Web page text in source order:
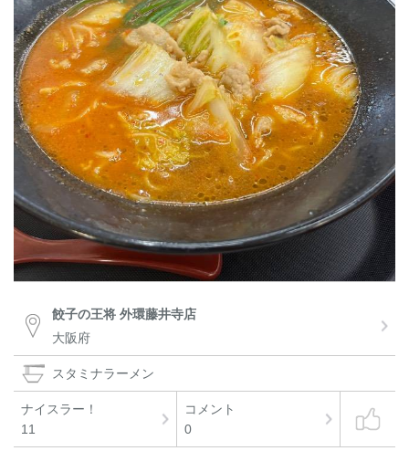
餃子の王将 外環藤井寺店
大阪府
スタミナラーメン
ナイスラー！
11
コメント
0